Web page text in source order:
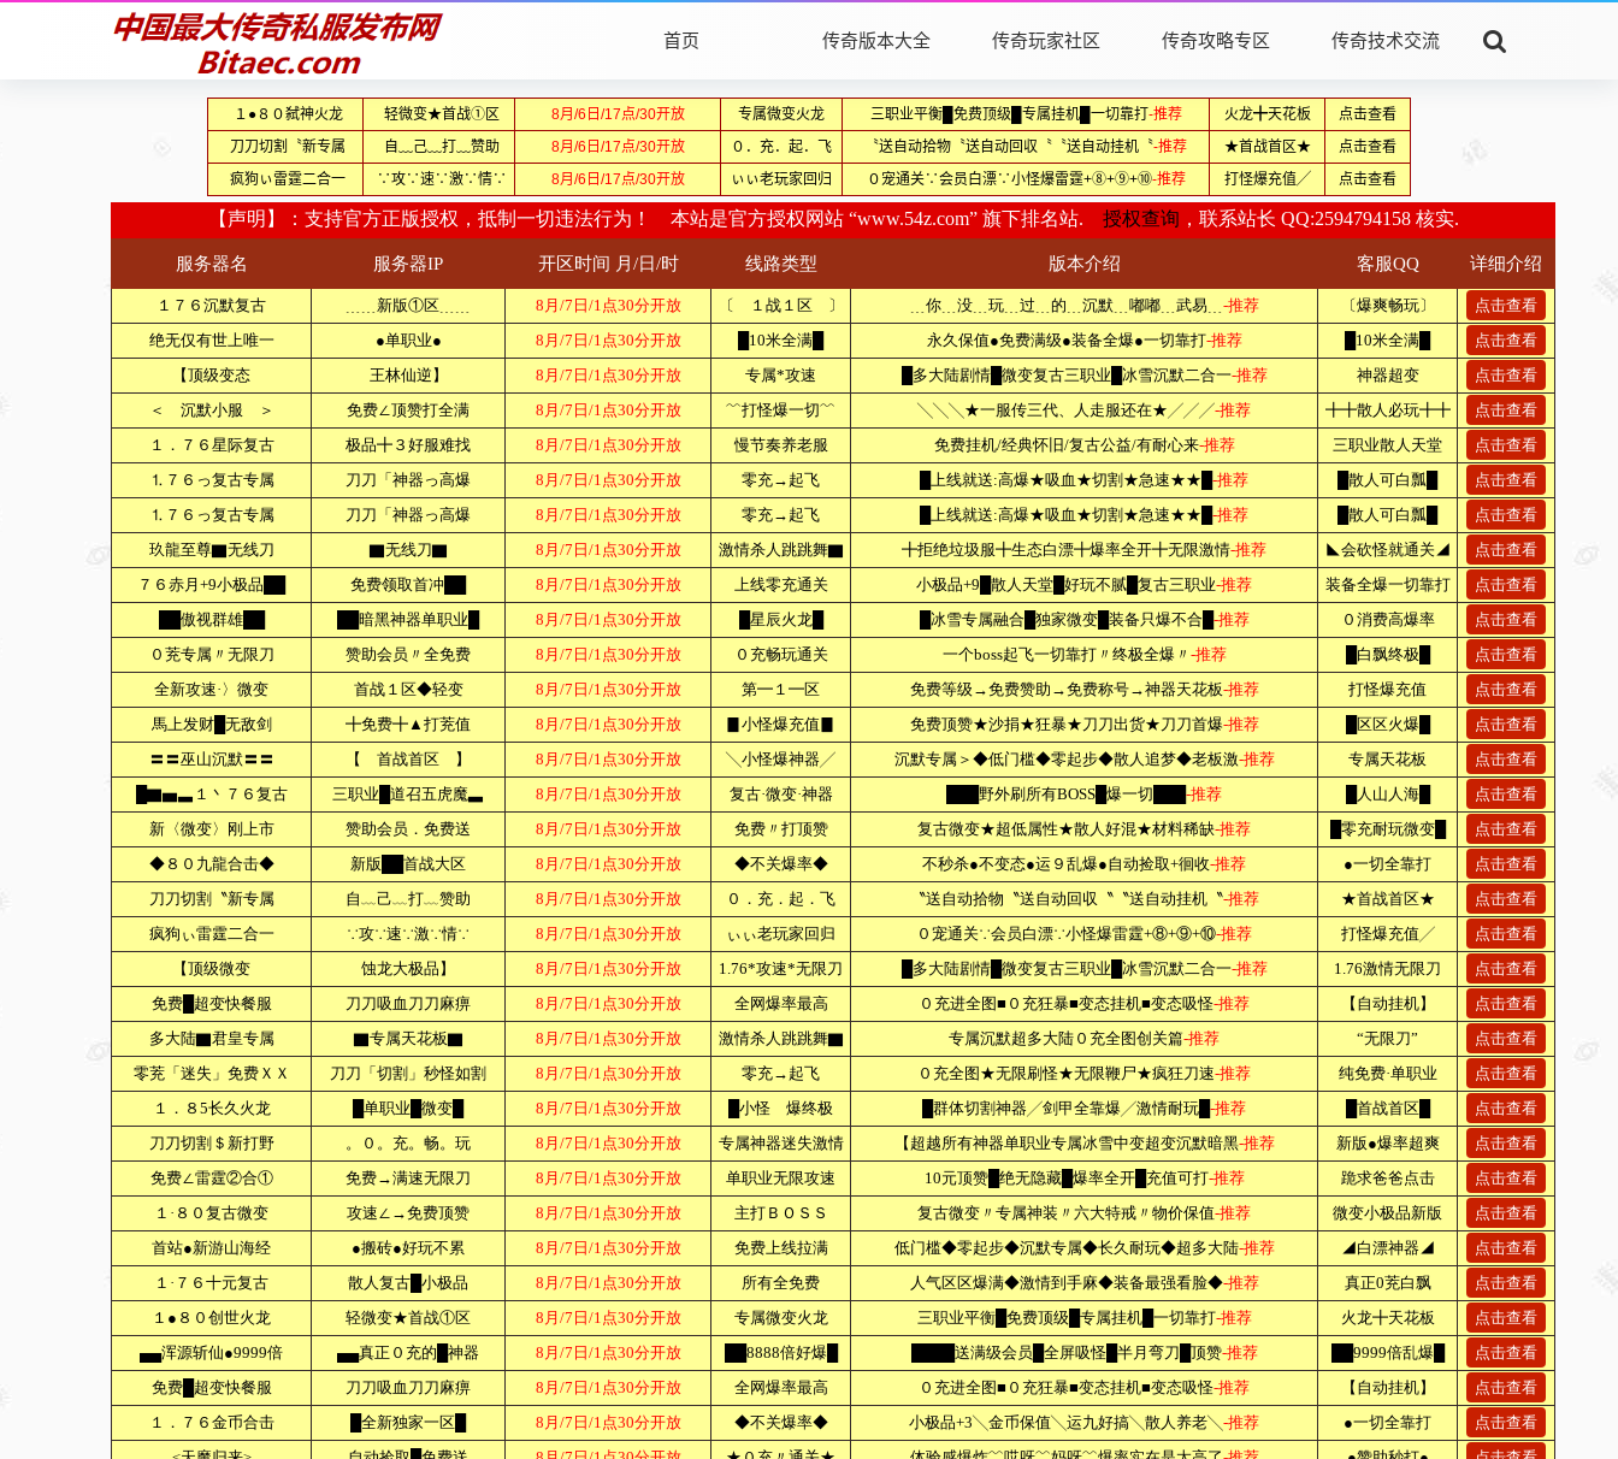
首页 传奇版本大全 传奇玩家社区 传奇攻略专区 传奇技术交流